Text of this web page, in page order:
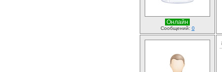
Онлайн
Сообщений: 0